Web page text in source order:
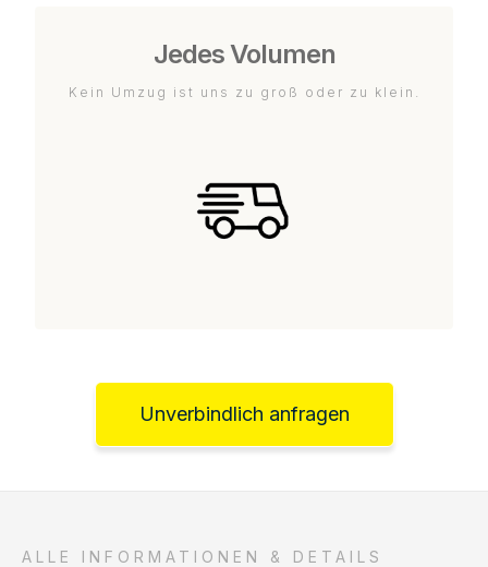
Jedes Volumen
Kein Umzug ist uns zu groß oder zu klein.
Unverbindlich anfragen
ALLE INFORMATIONEN & DETAILS